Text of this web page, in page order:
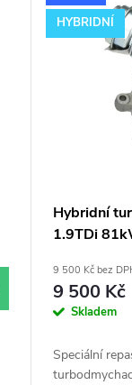
HYBRIDNÍ
Hybridní
1.9TDi
9 500 Kč bez
9 500 Kč
Skladem
Speciální